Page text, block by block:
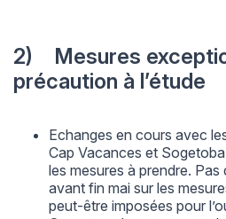
2) Mesures
précaution à l’étude
Echanges en cours avec
Cap Vacances et
les mesures à prendre.
avant fin mai sur les
peut-être imposées pour